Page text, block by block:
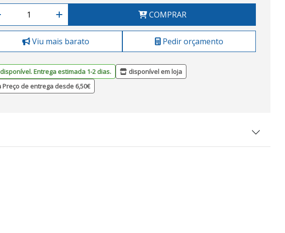
COMPRAR
Viu mais barato Pedir orçamento
disponível. Entrega estimada 1-2 dias.
disponível em loja
Preço de entrega desde 6,50€